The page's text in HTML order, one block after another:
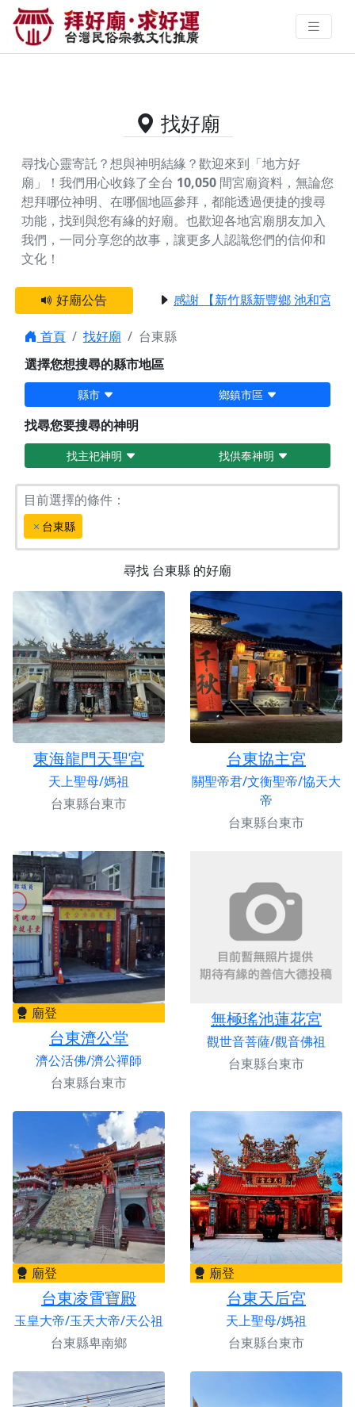
台東縣的好廟資料｜拜好廟求好運
找到與您有緣的信仰
找好廟
尋找心靈寄託？想與神明結緣？歡迎來到「地方好
廟」！我們用心收錄了全台 10,050 間宮廟資料，無論您
想拜哪位神明、在哪個地區參拜，都能透過便捷的搜尋
功能，找到與您有緣的好廟。 也歡迎各地宮廟朋友加入
我們，一同分享您的故事，讓更多人認識您們的信仰和
文化！
好廟公告 感謝 【新竹縣新豐鄉 池和宮】 贊
首頁 找好廟
台東縣
選擇您想搜尋的縣市地區
縣市 鄉鎮市區
找尋您要搜尋的神明
找主祀神明 找供奉神明
目前選擇的條件：
台東縣
尋找 台東縣 的好廟
東海龍門天聖宮
天上聖母/媽祖
台東縣台東市
台東協主宮
關聖帝君/文衡聖帝/協天大
帝
台東縣台東市
廟登
台東濟公堂
濟公活佛/濟公禪師
台東縣台東市
無極瑤池蓮花宮
觀世音菩薩/觀音佛祖
台東縣台東市
廟登
台東凌霄寶殿
玉皇大帝/玉天大帝/天公祖
台東縣卑南鄉
廟登
台東天后宮
天上聖母/媽祖
台東縣台東市